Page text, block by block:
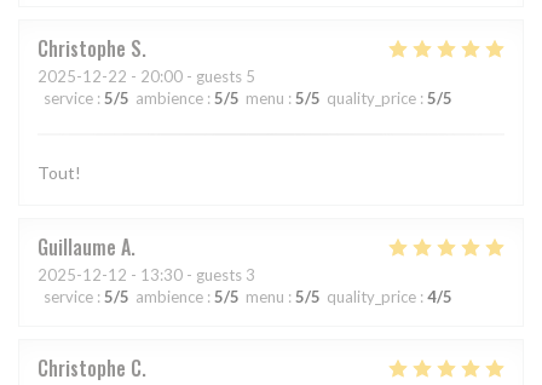
Christophe S
2025-12-22 - 20:00 - guests 5
service : 5/5 ambience : 5/5 menu : 5/5 quality_price : 5/5
Tout!
Guillaume A
2025-12-12 - 13:30 - guests 3
service : 5/5 ambience : 5/5 menu : 5/5 quality_price : 4/5
Christophe C